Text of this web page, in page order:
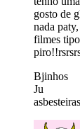
gosto de
nada
filmes
Bjinhos
Ju